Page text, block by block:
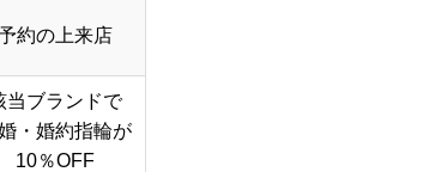
約の上来店
当ブランドで
・婚約指輪が
10％OFF